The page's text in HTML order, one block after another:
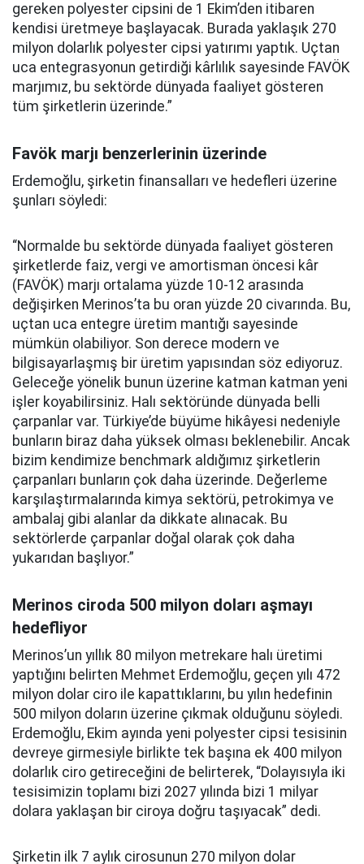
gereken polyester cipsini de 1 Ekim’den itibaren
kendisi üretmeye başlayacak. Burada yaklaşık 270
milyon dolarlık polyester cipsi yatırımı yaptık. Uçtan
uca entegrasyonun getirdiği kârlılık sayesinde FAVÖK
marjımız, bu sektörde dünyada faaliyet gösteren
tüm şirketlerin üzerinde.”
Favök marjı benzerlerinin üzerinde
Erdemoğlu, şirketin finansalları ve hedefleri üzerine
şunları söyledi:
“Normalde bu sektörde dünyada faaliyet gösteren
şirketlerde faiz, vergi ve amortisman öncesi kâr
(FAVÖK) marjı ortalama yüzde 10-12 arasında
değişirken Merinos’ta bu oran yüzde 20 civarında. Bu,
uçtan uca entegre üretim mantığı sayesinde
mümkün olabiliyor. Son derece modern ve
bilgisayarlaşmış bir üretim yapısından söz ediyoruz.
Geleceğe yönelik bunun üzerine katman katman yeni
işler koyabilirsiniz. Halı sektöründe dünyada belli
çarpanlar var. Türkiye’de büyüme hikâyesi nedeniyle
bunların biraz daha yüksek olması beklenebilir. Ancak
bizim kendimize benchmark aldığımız şirketlerin
çarpanları bunların çok daha üzerinde. Değerleme
karşılaştırmalarında kimya sektörü, petrokimya ve
ambalaj gibi alanlar da dikkate alınacak. Bu
sektörlerde çarpanlar doğal olarak çok daha
yukarıdan başlıyor.”
Merinos ciroda 500 milyon doları aşmayı
hedefliyor
Merinos’un yıllık 80 milyon metrekare halı üretimi
yaptığını belirten Mehmet Erdemoğlu, geçen yılı 472
milyon dolar ciro ile kapattıklarını, bu yılın hedefinin
500 milyon doların üzerine çıkmak olduğunu söyledi.
Erdemoğlu, Ekim ayında yeni polyester cipsi tesisinin
devreye girmesiyle birlikte tek başına ek 400 milyon
dolarlık ciro getireceğini de belirterek, “Dolayısıyla iki
tesisimizin toplamı bizi 2027 yılında bizi 1 milyar
dolara yaklaşan bir ciroya doğru taşıyacak” dedi.
Şirketin ilk 7 aylık cirosunun 270 milyon dolar